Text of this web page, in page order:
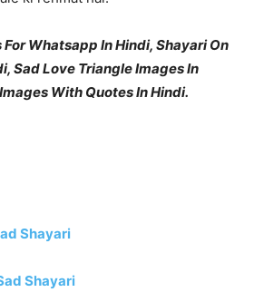
Whatsapp In Hindi, Shayari On
Sad Love Triangle Images In
With Quotes In Hindi.
Shayari
Shayari